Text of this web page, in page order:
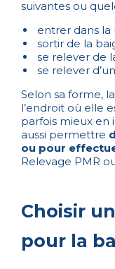
suivantes ou
entrer dans la
sortir de la
se relever de
se relever
Selon sa forme,
l’endroit où elle
parfois mieux en
aussi permettre
ou pour
Relevage PMR
Choisir
pour la